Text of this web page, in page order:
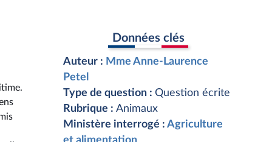
Données clés
Auteur : Mme Anne-Laurence
Petel
Type de question : Question écrite
Rubrique : Animaux
Ministère interrogé : Agriculture